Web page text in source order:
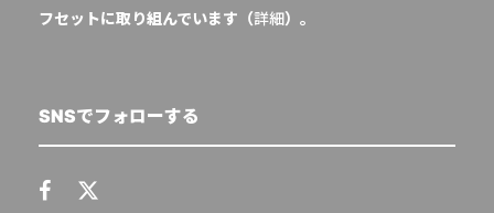
フセットに取り組んでいます（詳細）。
SNSでフォローする